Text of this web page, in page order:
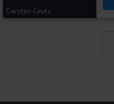
Carsten Ceutz